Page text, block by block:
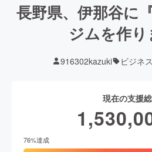
長野県、伊那谷に
ジムを作り
916302kazuki ビジネ
現在の支援
76%達成